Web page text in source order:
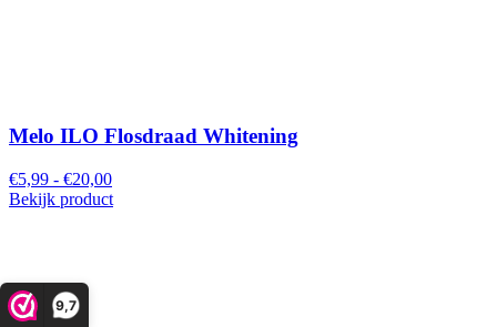
9,7
Melo ILO Flosdraad Whitening
€5,99 - €20,00
Bekijk product